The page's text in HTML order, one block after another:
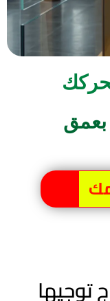
توجيها